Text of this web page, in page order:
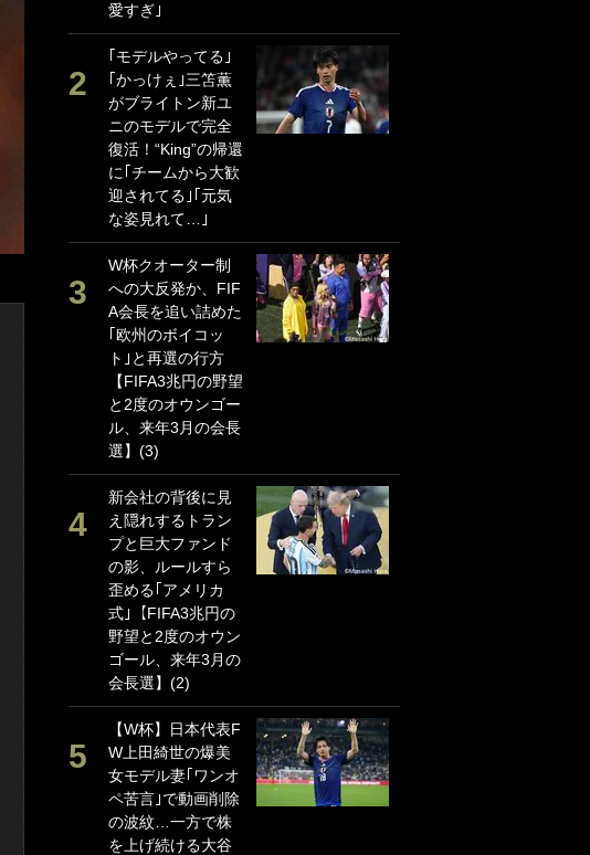
愛すぎ｣
｢モデルやってる｣
｢かっけぇ｣三笘薫
がブライトン新ユ
ニのモデルで完全
復活！“King”の帰還
に｢チームから大歓
迎されてる｣｢元気
な姿見れて…｣
W杯クオーター制
への大反発か、FIF
A会長を追い詰めた
｢欧州のボイコッ
ト｣と再選の行方
【FIFA3兆円の野望
と2度のオウンゴー
ル、来年3月の会長
選】(3)
新会社の背後に見
え隠れするトラン
プと巨大ファンド
の影、ルールすら
歪める｢アメリカ
式｣【FIFA3兆円の
野望と2度のオウン
ゴール、来年3月の
会長選】(2)
【W杯】日本代表F
W上田綺世の爆美
女モデル妻｢ワンオ
ペ苦言｣で動画削除
の波紋…一方で株
を上げ続ける大谷